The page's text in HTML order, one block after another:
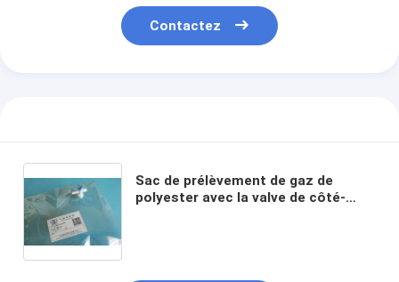
Contactez
Sac de prélèvement de gaz de
polyester avec la valve de côté-